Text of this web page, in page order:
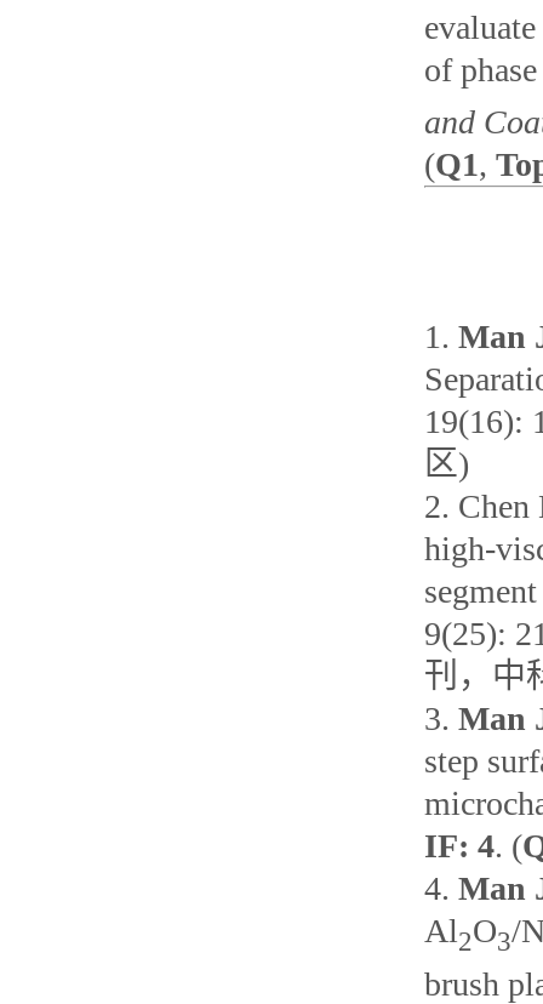
of
and
(Q1,
1. Man
19(16):
区)
2.
high-
9(25):
刊，中
3. Man
step
IF: 4. (
4. Man
Al2O3/
brush